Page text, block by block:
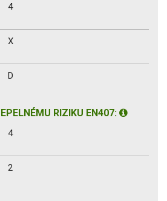
4
X
D
RIZIKU EN407:
4
2